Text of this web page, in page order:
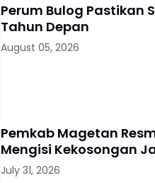
Perum Bulog Pastikan
Tahun Depan
August 05, 2026
Pemkab Magetan
Mengisi Kekosongan
July 31, 2026